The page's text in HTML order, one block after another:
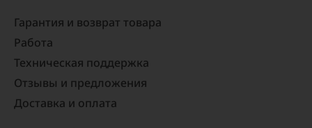
Гарантия и возврат товара
Работа
Техническая поддержка
Отзывы и предложения
Доставка и оплата